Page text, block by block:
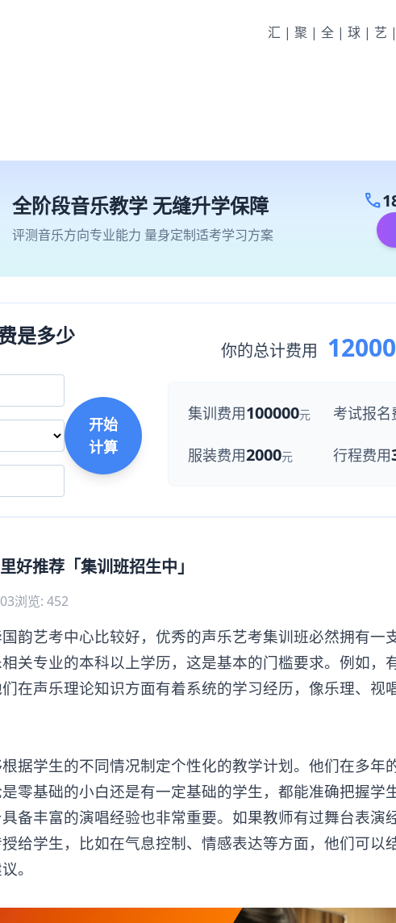
汇|聚|全|球|
全阶段音乐教学 无缝升学保障
评测音乐方向专业能力 量身定制适考学习方案
call
是多少
开始
计算
你的总计费用
集训费用100000元 考试报名
服装费用2000元 行程费用
好推荐「集训班招生中」
浏览: 452
艺考中心比较好，优秀的声乐艺考集训班必然拥有一
关专业的本科以上学历，这是基本的门槛要求。例如，
在声乐理论知识方面有着系统的学习经历，像乐理、视
学生的不同情况制定个性化的教学计划。他们在多年的
零基础的小白还是有一定基础的学生，都能准确把握学
备丰富的演唱经验也非常重要。如果教师有过舞台表演
给学生，比如在气息控制、情感表达等方面，他们可以
。